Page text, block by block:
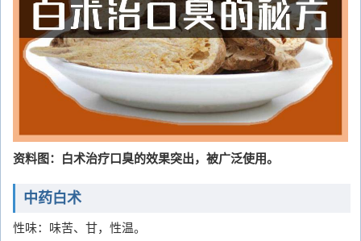
资料图：白术治疗口臭的效果突出，被广泛使用。
中药白术
性味：味苦、甘，性温。